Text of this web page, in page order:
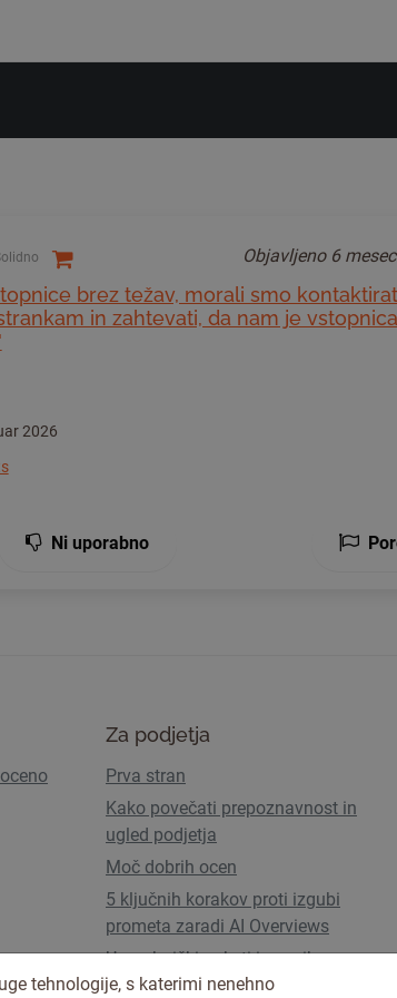
Objavljeno 6
brez težav, morali smo
in zahtevati, da nam je vstopnica
2026
Ni uporabno
Za podjetja
Prva stran
Kako povečati prepoznavnost in
ugled podjetja
Moč dobrih ocen
5 ključnih korakov proti izgubi
prometa zaradi AI Overviews
Uporabniški paketi in cenik
tehnologije, s katerimi nenehno